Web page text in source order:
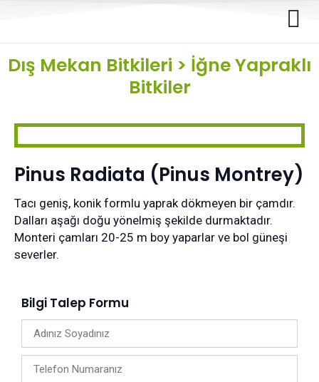
Dış Mekan Bitkileri > İğne Yapraklı
Bitkiler
Pinus Radiata (Pinus Montrey)
Tacı geniş, konik formlu yaprak dökmeyen bir çamdır.
Dalları aşağı doğu yönelmiş şekilde durmaktadır.
Monteri çamları 20-25 m boy yaparlar ve bol güneşi
severler.
Bilgi Talep Formu